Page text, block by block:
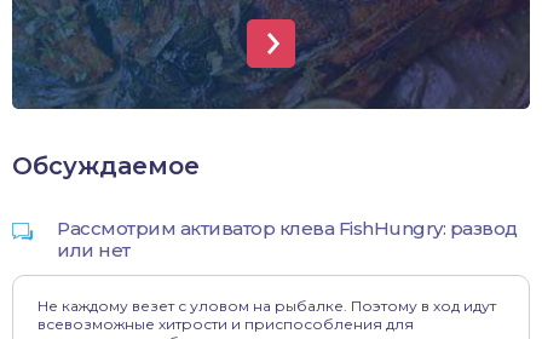
Обсуждаемое
Рассмотрим активатор клева FishHungry: развод
или нет
Не каждому везет с уловом на рыбалке. Поэтому в ход идут
всевозможные хитрости и приспособления для